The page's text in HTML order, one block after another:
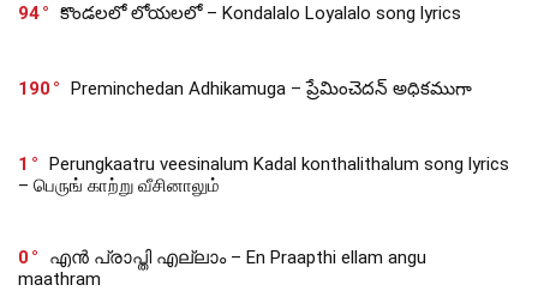
94 కొండలలో లోయలలో – Kondalalo Loyalalo song lyrics
190 Preminchedan Adhikamuga – ప్రేమించెదన్ అధికముగా
1
Perungkaatru veesinalum Kadal konthalithalum song lyrics
– பெருங் காற்று வீசினாலும்
0
എൻ പ്രാപ്തി എല്ലാം – En Praapthi ellam angu
maathram